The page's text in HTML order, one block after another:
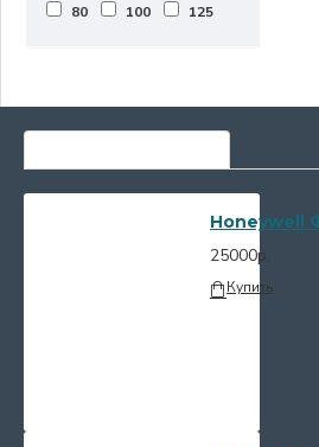
80 100 125
Honeywell
25000р.
Купить